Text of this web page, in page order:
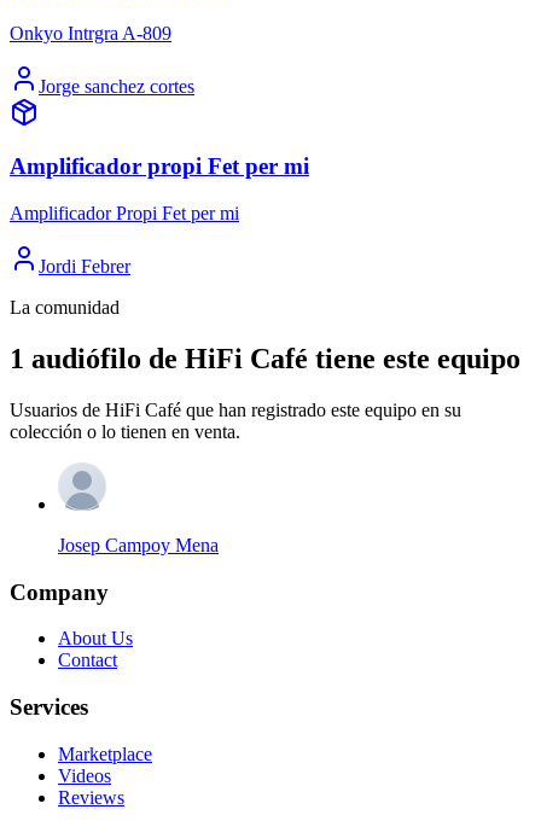
Onkyo Intrgra A-809
Jorge sanchez cortes
Amplificador propi Fet per mi
Amplificador Propi Fet per mi
Jordi Febrer
La comunidad
1 audiófilo de HiFi Café tiene este equipo
Usuarios de HiFi Café que han registrado este equipo en su
colección o lo tienen en venta.
Josep Campoy Mena
Company
About Us
Contact
Services
Marketplace
Videos
Reviews